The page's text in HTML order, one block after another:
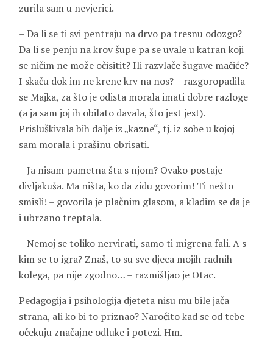
zurila sam u nevjerici.
– Da li se ti svi pentraju na drvo pa tresnu odozgo?
Da li se penju na krov šupe pa se uvale u katran koji
se ničim ne može očisitit? Ili razvlače šugave mačiće?
I skaču dok im ne krene krv na nos? – razgoropadila
se Majka, za što je odista morala imati dobre razloge
(a ja sam joj ih obilato davala, što jest jest).
Prisluškivala bih dalje iz „kazne“, tj. iz sobe u kojoj
sam morala i prašinu obrisati.
– Ja nisam pametna šta s njom? Ovako postaje
divljakuša. Ma ništa, ko da zidu govorim! Ti nešto
smisli! – govorila je plačnim glasom, a kladim se da je
i ubrzano treptala.
– Nemoj se toliko nervirati, samo ti migrena fali. A s
kim se to igra? Znaš, to su sve djeca mojih radnih
kolega, pa nije zgodno… – razmišljao je Otac.
Pedagogija i psihologija djeteta nisu mu bile jača
strana, ali ko bi to priznao? Naročito kad se od tebe
očekuju značajne odluke i potezi. Hm.